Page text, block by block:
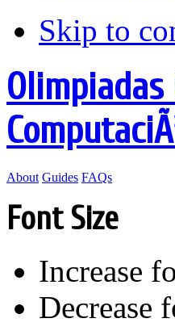
Skip to
Olimpiadas
About Guides FAQs
Font Size
Increase
Decrease